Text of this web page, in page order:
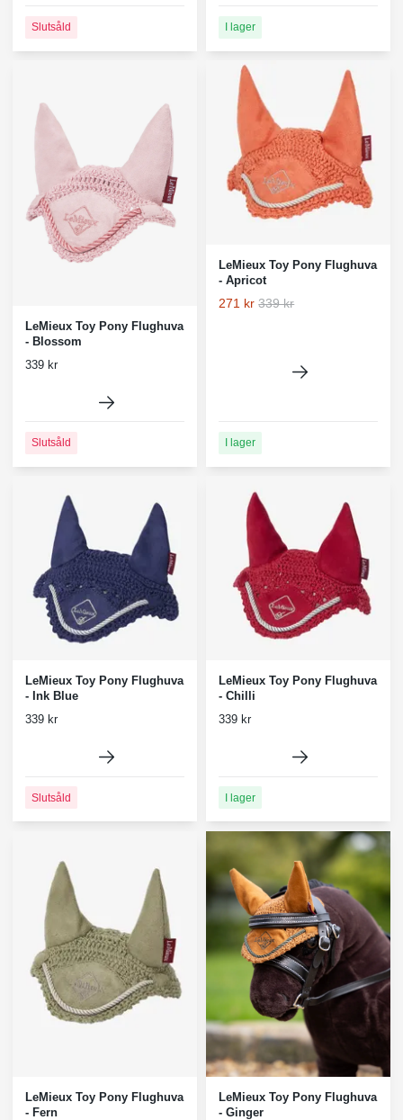
Slutsåld I lager
LeMieux Toy Pony Flughuva
- Blossom
339 kr
Slutsåld
LeMieux Toy Pony Flughuva
- Apricot
271 kr 339 kr
I lager
LeMieux Toy Pony Flughuva
- Ink Blue
339 kr
Slutsåld
LeMieux Toy Pony Flughuva
- Chilli
339 kr
I lager
LeMieux Toy Pony Flughuva
- Fern
LeMieux Toy Pony Flughuva
- Ginger